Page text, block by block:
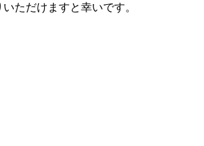
ただけますと幸いです。